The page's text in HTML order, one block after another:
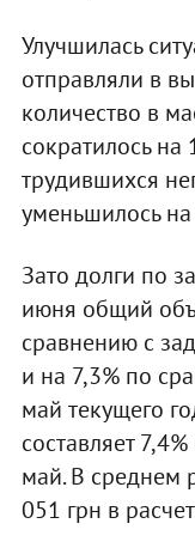
Улучшилась
отправляли в
количество в
сократилось на
трудившихся
уменьшилось
Зато долги по
июня общий
сравнению с
и на 7,3% по
май текущего
составляет
май. В среднем
051 грн в